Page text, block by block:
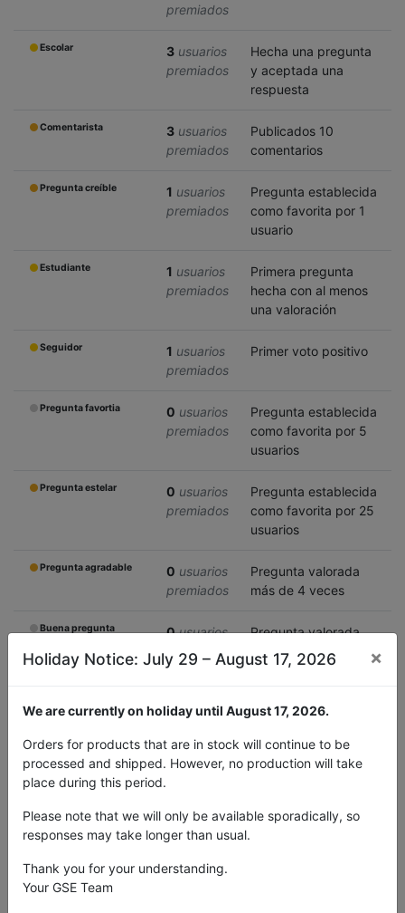
premiados
Escolar 3 usuarios
premiados
Hecha una pregunta
y aceptada una
respuesta
Comentarista 3 usuarios
premiados
Publicados 10
comentarios
Pregunta creíble 1 usuarios
premiados
Pregunta establecida
como favorita por 1
usuario
Estudiante 1 usuarios
premiados
Primera pregunta
hecha con al menos
una valoración
Seguidor 1 usuarios
premiados
Primer voto positivo
Pregunta favortia 0 usuarios
premiados
Pregunta establecida
como favorita por 5
usuarios
Pregunta estelar 0 usuarios
premiados
Pregunta establecida
como favorita por 25
usuarios
Pregunta agradable 0 usuarios
premiados
Pregunta valorada
más de 4 veces
Buena pregunta 0 usuarios
premiados
Pregunta valorada
más de 6 veces
premiados
más de 15 veces
Profesor 0 usuarios
premiados
Recibidos al menos 3
votos positivos para
primera vez
premiados
Holiday Notice: July 29 – August 17, 2026 ×
We are currently on holiday until August 17, 2026.
Orders for products that are in stock will continue to be
processed and shipped. However, no production will take
place during this period.
Please note that we will only be available sporadically, so
responses may take longer than usual.
Thank you for your understanding.
Your GSE Team